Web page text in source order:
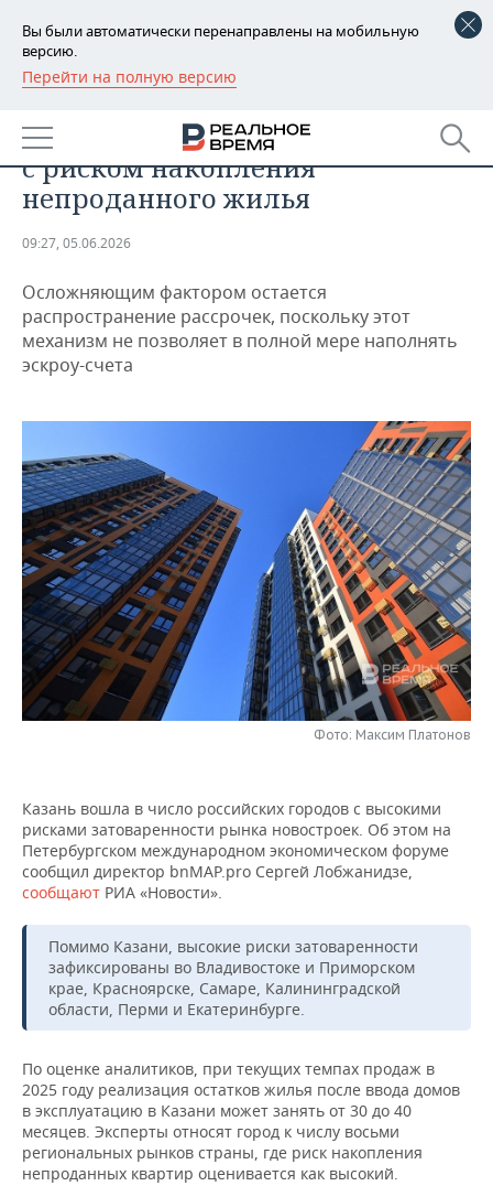
Вы были автоматически перенаправлены на мобильную
версию.
Перейти на полную версию
РЕГИОНЫ
БАШКОРТОСТАН
ТАТАРСТАН
НОВОСТИ
АНАЛИТИКА
ДЕКЛАРАЦИИ О ДОХОДАХ
КОРОЛИ ГОСЗАКАЗА ПФО
ВУЗЫ ТАТАРСТАНА
ТОРГОВЫЕ ЦЕНТРЫ
ТАТАРСТАНА
НОВОСТИ ЭКОНОМИКИ
ФИНАНСЫ
БАНКИ
ИНВЕСТИЦИИ
ПРОМЫШЛЕННОСТЬ
НОВОСТИ
ПРОМЫШЛЕННОСТИ
МАШИНОСТРОЕНИЕ
НЕФТЕХИМИЯ
НЕФТЬ
ОПК
ЭНЕРГЕТИКА
НЕДВИЖИМОСТЬ
НОВОСТИ НЕДВИЖИМОСТИ
НОВОСТИ БИЗНЕСА
РОЗНИЧНАЯ ТОРГОВЛЯ
ТРАНСПОРТ
УСЛУГИ
ТЕХНОЛОГИИ
НОВОСТИ ТЕХНОЛОГИЙ
IT
МЕДИА
ТЕЛЕКОММУНИКАЦИИ
МЕРОПРИЯТИЯ
НОВОСТИ МЕРОПРИЯТИЙ
ВЫЕЗДНАЯ РЕДАКЦИЯ
БИЗНЕС-БРАНЧИ
СПОРТ
НОВОСТИ СПОРТА
ФУТБОЛ
ВОЛЕЙБОЛ
КИБЕРСПОРТ
ФИГУРНОЕ КАТАНИЕ
ВОДНЫЕ ВИДЫ СПОРТА
ОБЩЕСТВО
НОВОСТИ ОБЩЕСТВА
ИСТОРИЯ
КУЛЬТУРА
МЕДИЦИНА
ОБРАЗОВАНИЕ
ФОТОГАЛЕРЕЯ
СПИСОК ПЕРСОН
СПИСОК КОМПАНИЙ
ПОЛНАЯ ВЕРСИЯ
Казань попала в список городов
с риском накопления
непроданного жилья
09:27, 05.06.2026
Осложняющим фактором остается
распространение рассрочек, поскольку этот
механизм не позволяет в полной мере наполнять
эскроу-счета
Фото: Максим Платонов
Казань вошла в число российских городов с высокими
рисками затоваренности рынка новостроек. Об этом на
Петербургском международном экономическом форуме
сообщил директор bnMAP.pro Сергей Лобжанидзе,
сообщают РИА «Новости».
Помимо Казани, высокие риски затоваренности
зафиксированы во Владивостоке и Приморском
крае, Красноярске, Самаре, Калининградской
области, Перми и Екатеринбурге.
По оценке аналитиков, при текущих темпах продаж в
2025 году реализация остатков жилья после ввода домов
в эксплуатацию в Казани может занять от 30 до 40
месяцев. Эксперты относят город к числу восьми
региональных рынков страны, где риск накопления
непроданных квартир оценивается как высокий.